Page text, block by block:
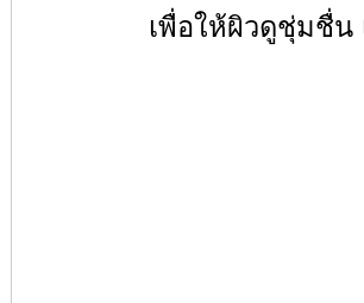
เพื่อให้ผิวดูชุ่มชื่น